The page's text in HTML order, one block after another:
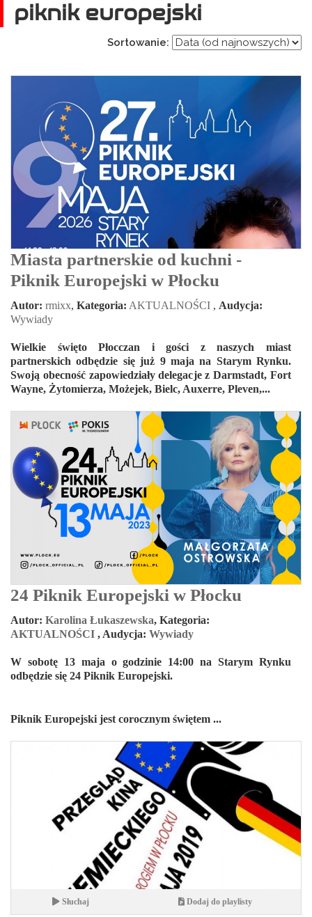
piknik europejski
Sortowanie:
Miasta partnerskie od kuchni -
Piknik Europejski w Płocku
Autor: rmixx, Kategoria: AKTUALNOŚCI , Audycja:
Wywiady
Wielkie święto Płocczan i gości z naszych miast
partnerskich odbędzie się już 9 maja na Starym Rynku.
Swoją obecność zapowiedziały delegacje z Darmstadt, Fort
Wayne, Żytomierza, Możejek, Bielc, Auxerre, Pleven,...
24 Piknik Europejski w Płocku
Autor: Karolina Łukaszewska, Kategoria:
AKTUALNOŚCI , Audycja: Wywiady
W sobotę 13 maja o godzinie 14:00 na Starym Rynku
odbędzie się 24 Piknik Europejski.
Piknik Europejski jest corocznym świętem ...
Słuchaj Dodaj do playlisty